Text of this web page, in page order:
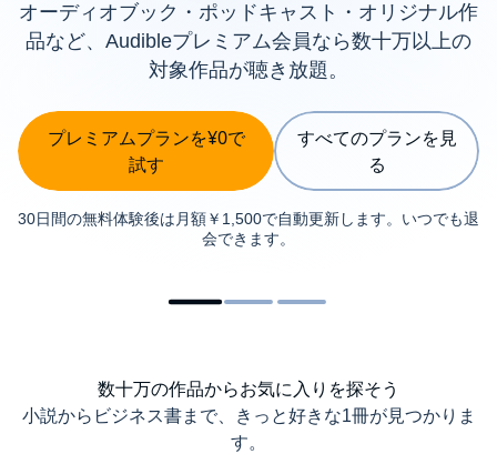
オーディオブック・ポッドキャスト・オリジナル作
品など、Audibleプレミアム会員なら数十万以上の
対象作品が聴き放題。
プレミアムプランを¥0で
試す
すべてのプランを見
る
30日間の無料体験後は月額￥1,500で自動更新します。いつでも退
会できます。
数十万の作品からお気に入りを探そう
小説からビジネス書まで、きっと好きな1冊が見つかりま
す。